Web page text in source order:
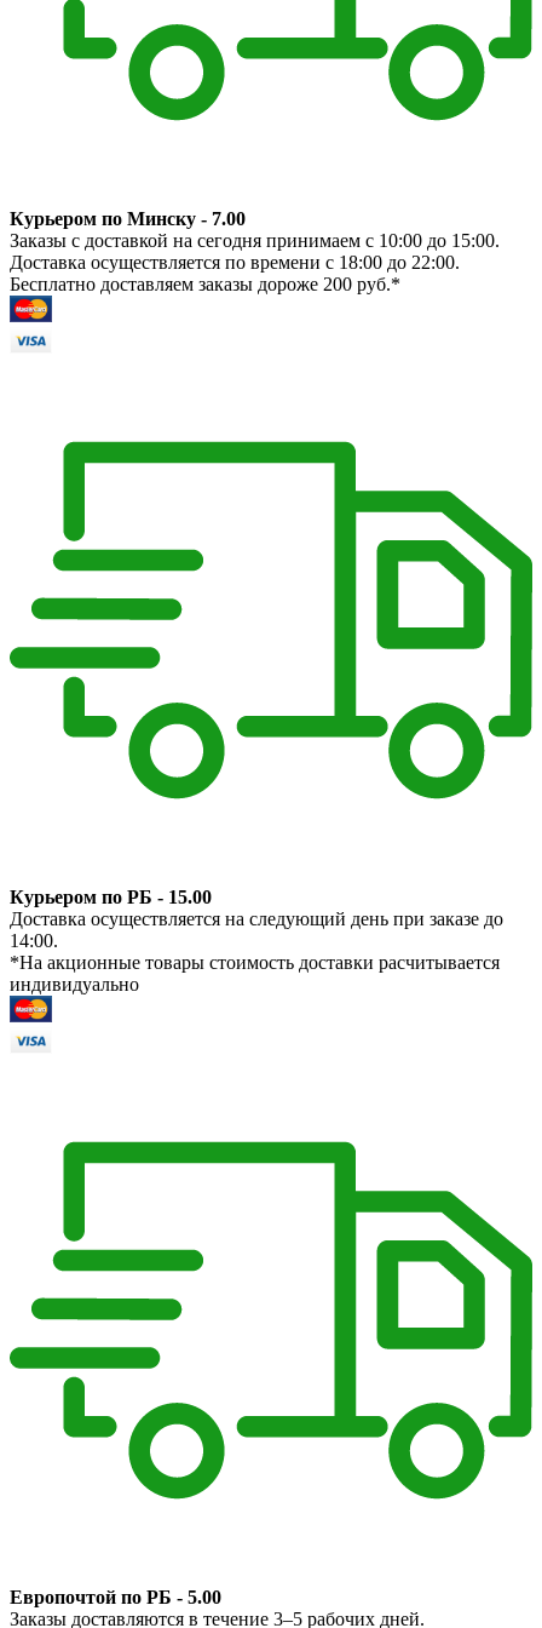
Курьером по Минску - 7.00
Заказы с доставкой на сегодня принимаем с 10:00 до 15:00.
Доставка осуществляется по времени с 18:00 до 22:00.
Бесплатно доставляем заказы дороже 200 руб.*
Курьером по РБ - 15.00
Доставка осуществляется на следующий день при заказе до
14:00.
*На акционные товары стоимость доставки расчитывается
индивидуально
Европочтой по РБ - 5.00
Заказы доставляются в течение 3–5 рабочих дней.